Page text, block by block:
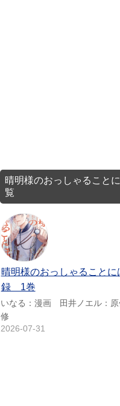
晴明様のおっしゃること
覧
晴明様のおっしゃること
録 1巻
いなる：漫画 田井ノエル：
修
2026-07-31